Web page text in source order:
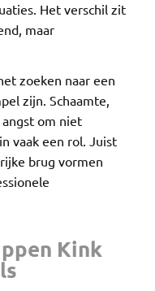
Het verschil zit
maar
zoeken naar een
zijn. Schaamte,
om niet
vaak een rol. Juist
brug vormen
Kink